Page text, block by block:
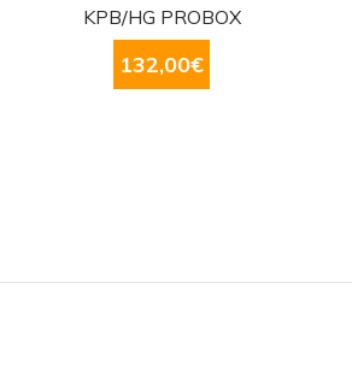
KPB/HG PROBOX
132,00€